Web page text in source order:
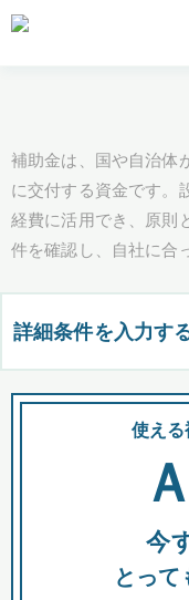
補助金は、国や自治体
に交付する資金です。
経費に活用でき、原則
件を確認し、自社に合
詳細条件を入力す
都道府県
全国の検索結
助成金
使え
今
とっ